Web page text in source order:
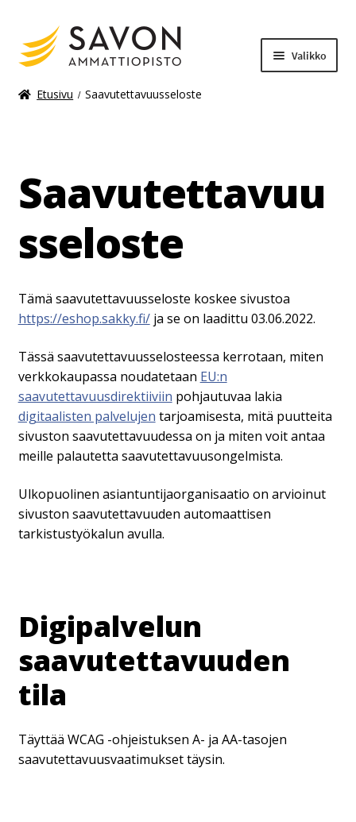
Valikko
Etusivu Saavutettavuusseloste
Saavutettavuu
sseloste
Tämä saavutettavuusseloste koskee sivustoa
https://eshop.sakky.fi/ja se on laadittu 03.06.2022.
Tässä saavutettavuusselosteessa kerrotaan, miten
verkkokaupassa noudatetaan EU:n
saavutettavuusdirektiiviin pohjautuvaa lakia
digitaalisten palvelujen tarjoamisesta, mitä puutteita
sivuston saavutettavuudessa on ja miten voit antaa
meille palautetta saavutettavuusongelmista.
Ulkopuolinen asiantuntijaorganisaatio on arvioinut
sivuston saavutettavuuden automaattisen
tarkistustyökalun avulla.
Digipalvelun
saavutettavuuden
tila
Täyttää WCAG -ohjeistuksen A- ja AA-tasojen
saavutettavuusvaatimukset täysin.